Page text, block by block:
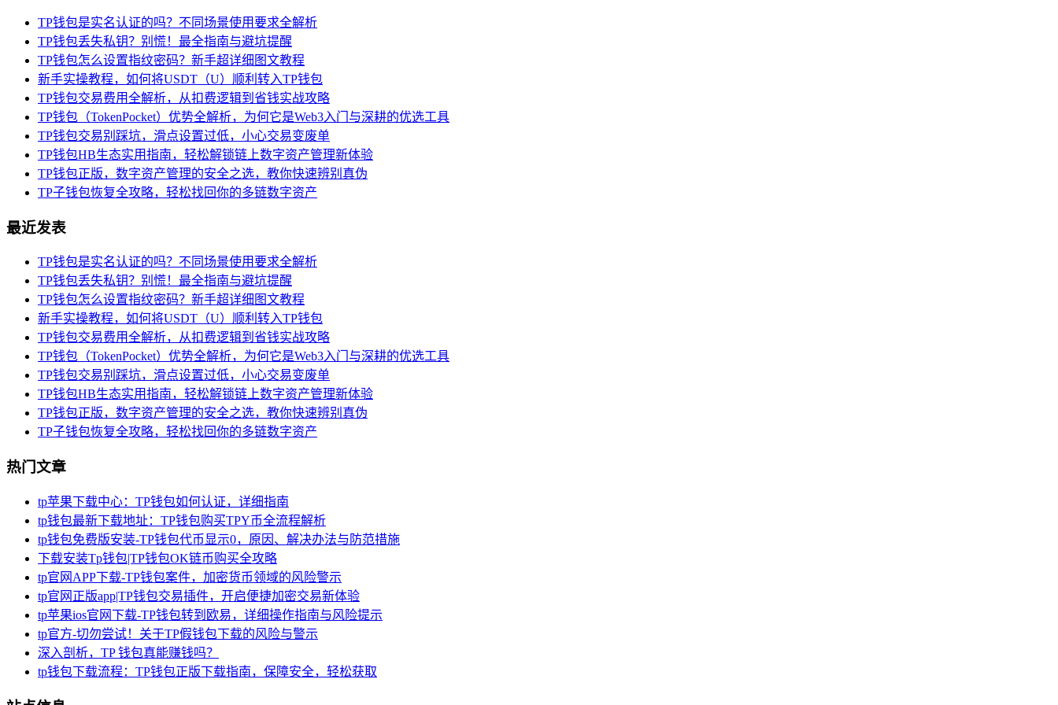
TP钱包是实名认证的吗？不同场景使用要求全解析
TP钱包丢失私钥？别慌！最全指南与避坑提醒
TP钱包怎么设置指纹密码？新手超详细图文教程
新手实操教程，如何将USDT（U）顺利转入TP钱包
TP钱包交易费用全解析，从扣费逻辑到省钱实战攻略
TP钱包（TokenPocket）优势全解析，为何它是Web3入门与深耕的优选工具
TP钱包交易别踩坑，滑点设置过低，小心交易变废单
TP钱包HB生态实用指南，轻松解锁链上数字资产管理新体验
TP钱包正版，数字资产管理的安全之选，教你快速辨别真伪
TP子钱包恢复全攻略，轻松找回你的多链数字资产
最近发表
TP钱包是实名认证的吗？不同场景使用要求全解析
TP钱包丢失私钥？别慌！最全指南与避坑提醒
TP钱包怎么设置指纹密码？新手超详细图文教程
新手实操教程，如何将USDT（U）顺利转入TP钱包
TP钱包交易费用全解析，从扣费逻辑到省钱实战攻略
TP钱包（TokenPocket）优势全解析，为何它是Web3入门与深耕的优选工具
TP钱包交易别踩坑，滑点设置过低，小心交易变废单
TP钱包HB生态实用指南，轻松解锁链上数字资产管理新体验
TP钱包正版，数字资产管理的安全之选，教你快速辨别真伪
TP子钱包恢复全攻略，轻松找回你的多链数字资产
热门文章
tp苹果下载中心：TP钱包如何认证，详细指南
tp钱包最新下载地址：TP钱包购买TPY币全流程解析
tp钱包免费版安装-TP钱包代币显示0，原因、解决办法与防范措施
下载安装Tp钱包|TP钱包OK链币购买全攻略
tp官网APP下载-TP钱包案件，加密货币领域的风险警示
tp官网正版app|TP钱包交易插件，开启便捷加密交易新体验
tp苹果ios官网下载-TP钱包转到欧易，详细操作指南与风险提示
tp官方-切勿尝试！关于TP假钱包下载的风险与警示
深入剖析，TP 钱包真能赚钱吗？
tp钱包下载流程：TP钱包正版下载指南，保障安全，轻松获取